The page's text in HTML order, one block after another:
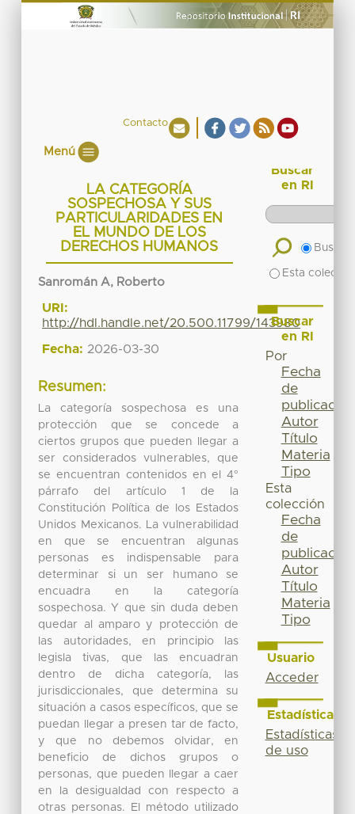
Contacto
Menú
LA CATEGORÍA
SOSPECHOSA Y SUS
PARTICULARIDADES EN
EL MUNDO DE LOS
DERECHOS HUMANOS
Sanromán A, Roberto
URI:
http://hdl.handle.net/20.500.11799/143980
Fecha: 2026-03-30
Resumen:
La categoría sospechosa es una
protección que se concede a
ciertos grupos que pueden llegar a
ser considerados vulnerables, que
se encuentran contenidos en el 4°
párrafo del artículo 1 de la
Constitución Política de los Estados
Unidos Mexicanos. La vulnerabilidad
en que se encuentran algunas
personas es indispensable para
determinar si un ser humano se
encuadra en la categoría
sospechosa. Y que sin duda deben
quedar al amparo y protección de
las autoridades, en principio las
legisla tivas, que las encuadran
dentro de dicha categoría, las
jurisdiccionales, que determina su
situación a casos específicos, que se
puedan llegar a presen tar de facto,
y que no debemos olvidar, en
beneficio de dichos grupos o
personas, que pueden llegar a caer
en la desigualdad con respecto a
otras personas. El método utilizado
Buscar
en RI
Buscar
Esta
Buscar
en RI
Por
Fecha
de
publicación
Autor
Título
Materia
Tipo
Esta
colección
Fecha
de
publicación
Autor
Título
Materia
Tipo
Usuario
Acceder
Estadísticas
Estadísticas
de uso